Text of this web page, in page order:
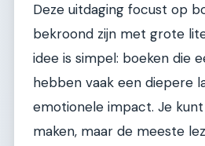
Deze uitdaging focust op
bekroond zijn met grote
idee is simpel: boeken die
hebben vaak een diepere
emotionele impact. Je
maken, maar de meeste